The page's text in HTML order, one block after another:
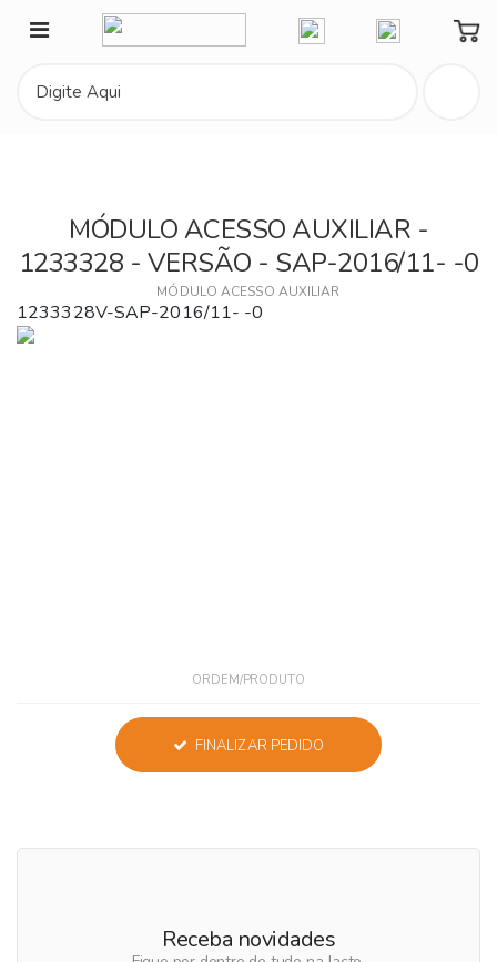
Minha Conta
MÓDULO ACESSO AUXILIAR -
1233328 - VERSÃO - SAP-2016/11- -0
MÓDULO ACESSO AUXILIAR
1233328V-SAP-2016/11- -0
ORDEM/PRODUTO
FINALIZAR PEDIDO
Receba novidades